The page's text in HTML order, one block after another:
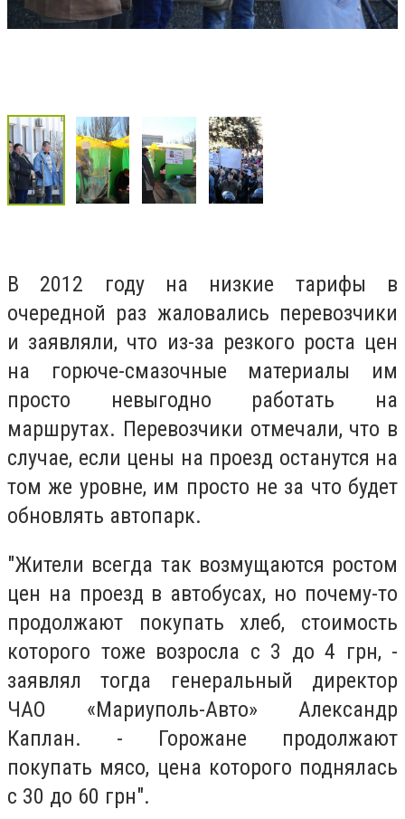
В 2012 году на низкие тарифы в
очередной раз жаловались перевозчики
и заявляли, что из-за резкого роста цен
на горюче-смазочные материалы им
просто невыгодно работать на
маршрутах. Перевозчики отмечали, что в
случае, если цены на проезд останутся на
том же уровне, им просто не за что будет
обновлять автопарк.
"Жители всегда так возмущаются ростом
цен на проезд в автобусах, но почему-то
продолжают покупать хлеб, стоимость
которого тоже возросла с 3 до 4 грн, -
заявлял тогда генеральный директор
ЧАО «Мариуполь-Авто» Александр
Каплан. - Горожане продолжают
покупать мясо, цена которого поднялась
с 30 до 60 грн".